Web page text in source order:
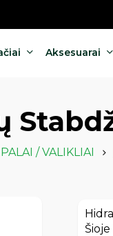
Aksesuarai
/ VALIKLIAI